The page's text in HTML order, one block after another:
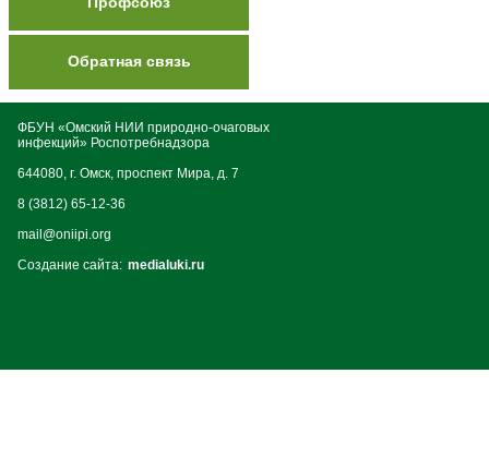
Обратная связь
ФБУН «Омский НИИ природно-очаговых
инфекций» Роспотребнадзора
644080, г. Омск, проспект Мира, д. 7
8 (3812) 65-12-36
mail@oniipi.org
Создание сайта: medialuki.ru